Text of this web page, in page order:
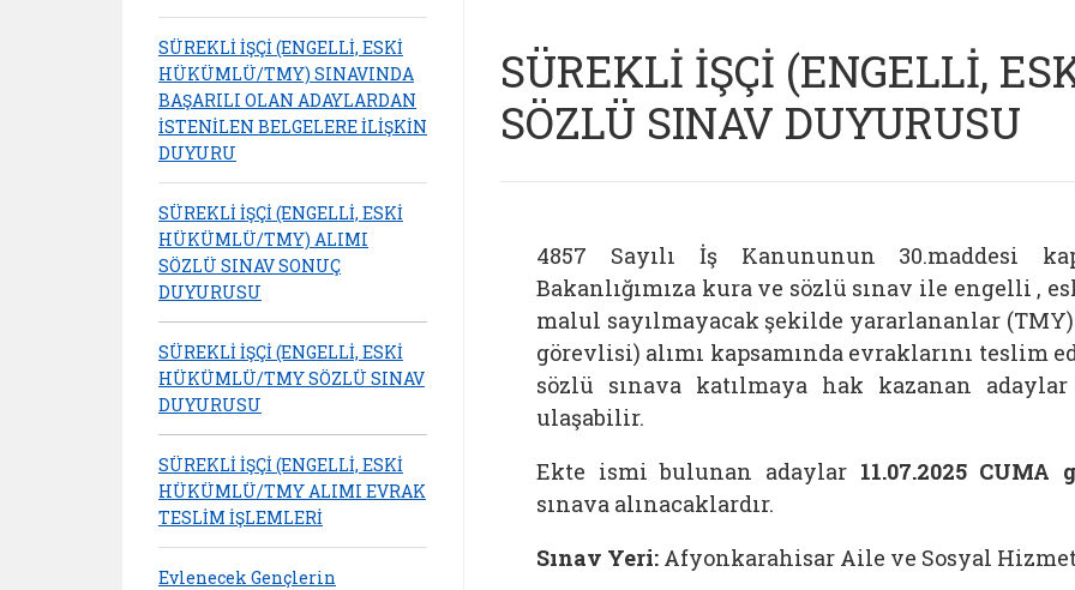
SÜREKLİ İŞÇİ (ENGELLİ, ESKİ
HÜKÜMLÜ/TMY) SINAVINDA
BAŞARILI OLAN ADAYLARDAN
İSTENİLEN BELGELERE İLİŞKİN
DUYURU
SÜREKLİ İŞÇİ (ENGELLİ, ESKİ
HÜKÜMLÜ/TMY) ALIMI
SÖZLÜ SINAV SONUÇ
DUYURUSU
SÜREKLİ İŞÇİ (ENGELLİ, ESKİ
HÜKÜMLÜ/TMY SÖZLÜ SINAV
DUYURUSU
SÜREKLİ İŞÇİ (ENGELLİ, ESKİ
HÜKÜMLÜ/TMY ALIMI EVRAK
TESLİM İŞLEMLERİ
Evlenecek Gençlerin
SÜREKLİ İŞÇİ (ENGELLİ,
SÖZLÜ SINAV DUYURUSU
4857 Sayılı İş Kanununun 30.maddesi
Bakanlığımıza kura ve sözlü sınav ile engelli ,
malul sayılmayacak şekilde yararlananlar
görevlisi) alımı kapsamında evraklarını teslim
sözlü sınava katılmaya hak kazanan adaylar
ulaşabilir.
Ekte ismi bulunan adaylar 11.07.2025 CUMA
sınava alınacaklardır.
Sınav Yeri: Afyonkarahisar Aile ve Sosyal